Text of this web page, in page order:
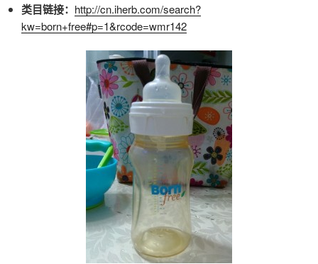
类目链接： http://cn.iherb.com/search?
kw=born+free#p=1&rcode=wmr142